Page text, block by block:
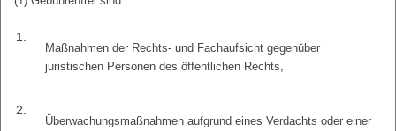
1.
Maßnahmen der Rechts- und Fachaufsicht gegenüber
juristischen Personen des öffentlichen Rechts,
2.
Überwachungsmaßnahmen aufgrund eines Verdachts oder einer